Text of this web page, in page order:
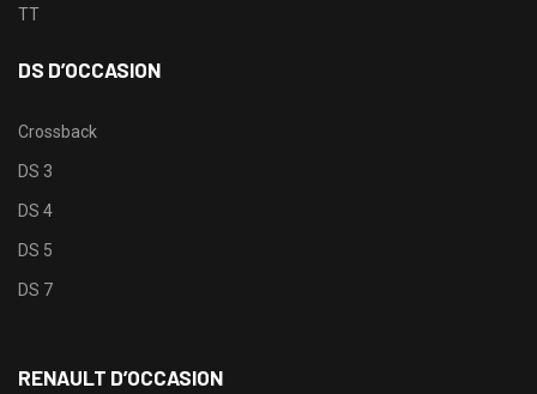
TT
DS D’OCCASION
Crossback
DS 3
DS 4
DS 5
DS 7
RENAULT D’OCCASION